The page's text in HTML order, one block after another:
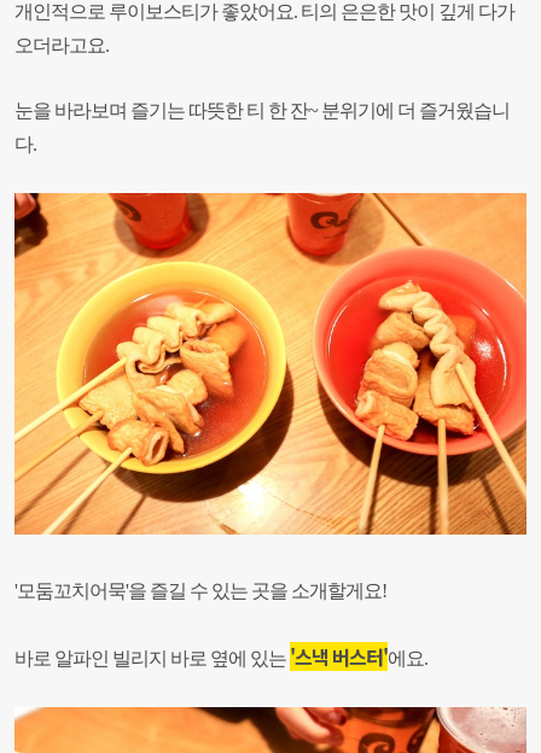
개인적으로 루이보스티가 좋았어요. 티의 은은한 맛이 깊게 다가
오더라고요.
눈을 바라보며 즐기는 따뜻한 티 한 잔~ 분위기에 더 즐거웠습니
다.
'모둠꼬치어묵'을 즐길 수 있는 곳을 소개할게요!
바로 알파인 빌리지 바로 옆에 있는 '스낵 버스터'에요.